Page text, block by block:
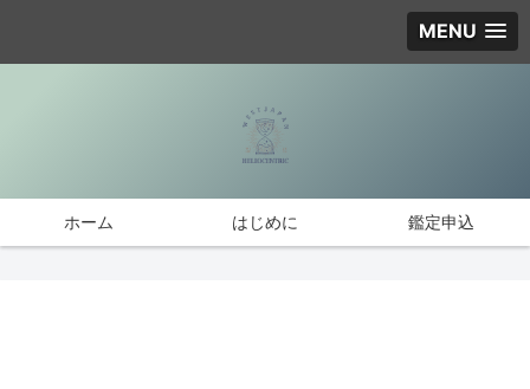
MENU
ホーム はじめに 鑑定申込